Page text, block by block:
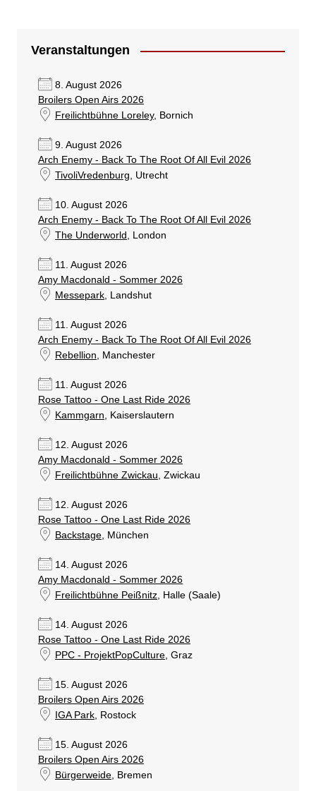
Veranstaltungen
8. August 2026
Broilers Open Airs 2026
Freilichtbühne Loreley, Bornich
9. August 2026
Arch Enemy - Back To The Root Of All Evil 2026
TivoliVredenburg, Utrecht
10. August 2026
Arch Enemy - Back To The Root Of All Evil 2026
The Underworld , London
11. August 2026
Amy Macdonald - Sommer 2026
Messepark, Landshut
11. August 2026
Arch Enemy - Back To The Root Of All Evil 2026
Rebellion, Manchester
11. August 2026
Rose Tattoo - One Last Ride 2026
Kammgarn, Kaiserslautern
12. August 2026
Amy Macdonald - Sommer 2026
Freilichtbühne Zwickau, Zwickau
12. August 2026
Rose Tattoo - One Last Ride 2026
Backstage, München
14. August 2026
Amy Macdonald - Sommer 2026
Freilichtbühne Peißnitz, Halle (Saale)
14. August 2026
Rose Tattoo - One Last Ride 2026
PPC - ProjektPopCulture, Graz
15. August 2026
Broilers Open Airs 2026
IGA Park, Rostock
15. August 2026
Broilers Open Airs 2026
Bürgerweide, Bremen